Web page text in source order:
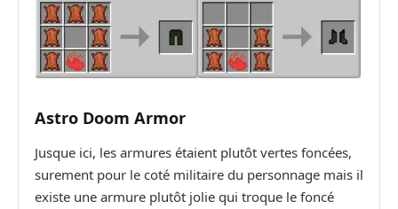
Astro Doom Armor
Jusque ici, les armures étaient plutôt vertes foncées,
surement pour le coté militaire du personnage mais il
existe une armure plutôt jolie qui troque le foncé